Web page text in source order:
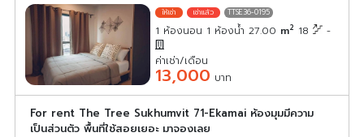
TTSE36-0195
1 ห้องนอน 1 ห้องน้ำ 27.00 m2 18 -
ค่าเช่า/เดือน
13,000 บาท
For rent The Tree Sukhumvit 71-Ekamai ห้องมุมมีความ
เป็นส่วนตัว พื้นที่ใช้สอยเยอะ มาจองเลย